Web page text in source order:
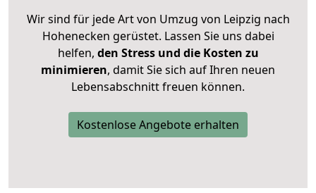
Wir sind für jede Art von Umzug von Leipzig nach
Hohenecken gerüstet. Lassen Sie uns dabei
helfen, den Stress und die Kosten zu
minimieren, damit Sie sich auf Ihren neuen
Lebensabschnitt freuen können.
Kostenlose Angebote erhalten